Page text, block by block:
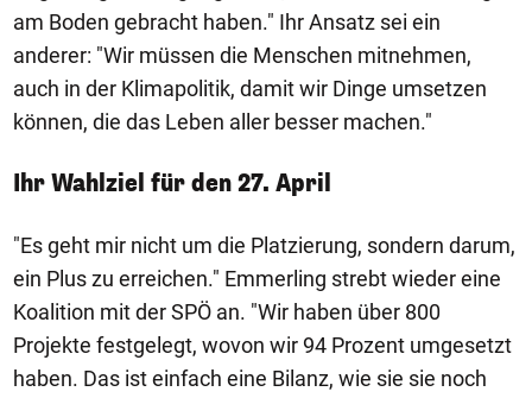
am Boden gebracht haben." Ihr Ansatz sei ein
anderer: "Wir müssen die Menschen mitnehmen,
auch in der Klimapolitik, damit wir Dinge umsetzen
können, die das Leben aller besser machen."
Ihr Wahlziel für den 27. April
"Es geht mir nicht um die Platzierung, sondern darum,
ein Plus zu erreichen." Emmerling strebt wieder eine
Koalition mit der SPÖ an. "Wir haben über 800
Projekte festgelegt, wovon wir 94 Prozent umgesetzt
haben. Das ist einfach eine Bilanz, wie sie sie noch